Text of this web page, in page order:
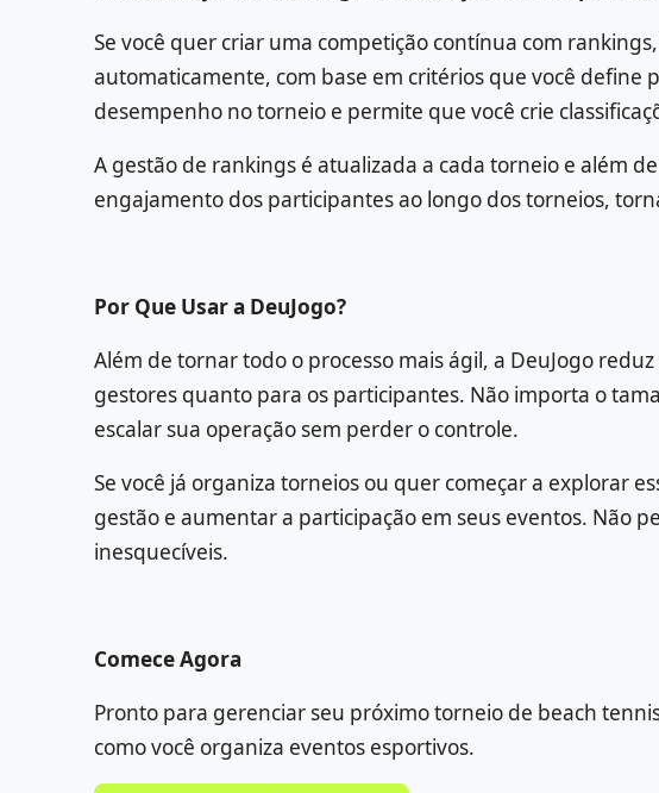
Se você quer criar uma competição contínua com
automaticamente, com base em critérios que você
desempenho no torneio e permite que você crie
A gestão de rankings é atualizada a cada torneio e além
engajamento dos participantes ao longo dos torneios,
Por Que Usar a DeuJogo?
Além de tornar todo o processo mais ágil, a DeuJogo
gestores quanto para os participantes. Não importa o
escalar sua operação sem perder o controle.
Se você já organiza torneios ou quer começar a explorar
gestão e aumentar a participação em seus eventos. Não
inesquecíveis.
Comece Agora
Pronto para gerenciar seu próximo torneio de beach
como você organiza eventos esportivos.